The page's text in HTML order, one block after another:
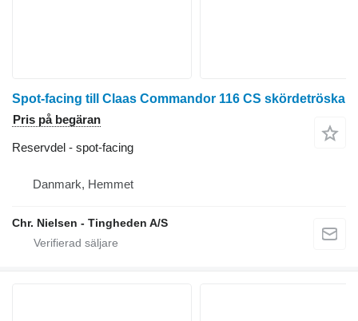
Spot-facing till Claas Commandor 116 CS skördetröska
Pris på begäran
Reservdel - spot-facing
Danmark, Hemmet
Chr. Nielsen - Tingheden A/S